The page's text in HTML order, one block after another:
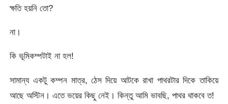
ক্ষতি হয়নি তো?
না।
কি ভূমিকম্পটাই না হল!
সামান্য একটু কম্পন মাত্র, ঠেস দিয়ে আটকে রাখা পাথরটার দিকে তাকিয়ে
আছে অস্টিন। এতে ভয়ের কিছু নেই। কিন্তু আমি ভাবছি, পাথর থাকবে ত!